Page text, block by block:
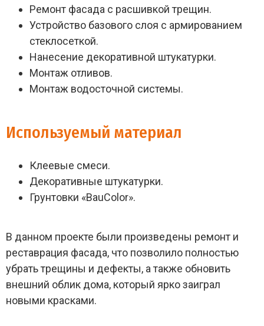
Ремонт фасада с расшивкой трещин.
Устройство базового слоя с армированием
стеклосеткой.
Нанесение декоративной штукатурки.
Монтаж отливов.
Монтаж водосточной системы.
Используемый материал
Клеевые смеси.
Декоративные штукатурки.
Грунтовки «BauColor».
В данном проекте были произведены ремонт и
реставрация фасада, что позволило полностью
убрать трещины и дефекты, а также обновить
внешний облик дома, который ярко заиграл
новыми красками.